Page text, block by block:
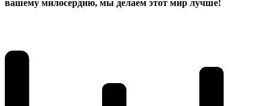
вашему милосердию, мы делаем этот мир лучше!